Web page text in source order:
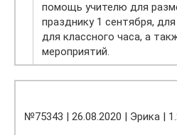
помощь учителю для
празднику 1 сентября,
для классного часа, а
мероприятий.
№75343 | 26.08.2020 | Эрика |